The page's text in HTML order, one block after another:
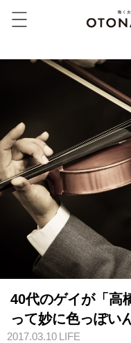
40代のゲイが「高
って妙に色っぽい
2017.03.10 LIFE